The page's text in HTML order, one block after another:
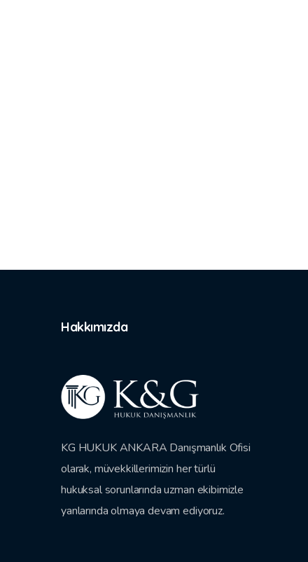
Hakkımızda
KG HUKUK ANKARA Danışmanlık Ofisi
olarak, müvekkillerimizin her türlü
hukuksal sorunlarında uzman ekibimizle
yanlarında olmaya devam ediyoruz.